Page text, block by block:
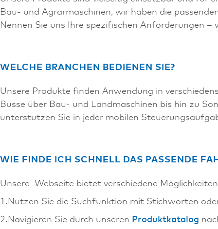
Bau- und Agrarmaschinen, wir haben die
Nennen Sie uns Ihre spezifischen Anforderungen –
WELCHE BRANCHEN BEDIENEN SIE?
Unsere Produkte finden Anwendung in
Busse über Bau- und Landmaschinen bis hin zu
unterstützen Sie in jeder mobilen
WIE FINDE ICH SCHNELL DAS PASSENDE
Unsere Webseite bietet verschiedene
1.Nutzen Sie die Suchfunktion mit Stichworten
2.Navigieren Sie durch unseren Produktkatalog